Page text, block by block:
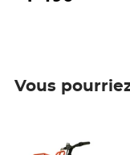
Vous